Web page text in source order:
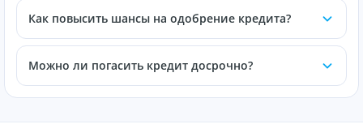
Как повысить шансы на одобрение кредита?
Можно ли погасить кредит досрочно?